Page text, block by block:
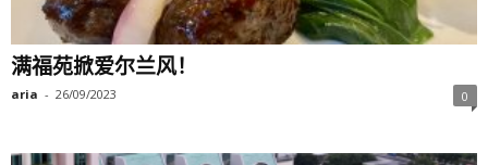
满福苑掀爱尔兰风！
aria - 26/09/2023 0